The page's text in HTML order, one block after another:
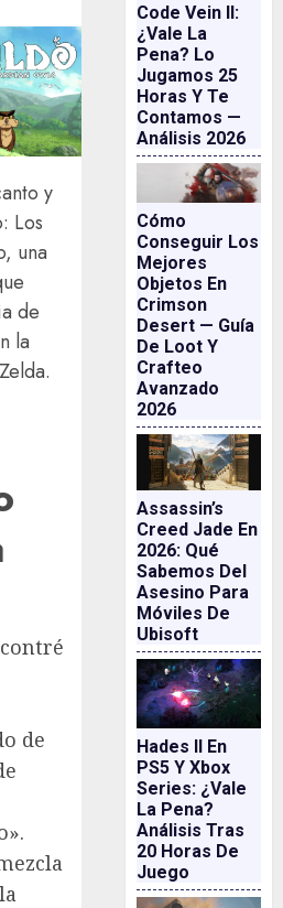
y
Los
una
de
la
de
Code Vein II:
¿vale La
Pena? Lo
Jugamos 25
Horas Y Te
Contamos —
Análisis 2026
Cómo
Conseguir Los
Mejores
Objetos En
Crimson
Desert — Guía
De Loot Y
Crafteo
Avanzado
2026
Assassin’s
Creed Jade En
2026: Qué
Sabemos Del
Asesino Para
Móviles De
Ubisoft
Hades II En
PS5 Y Xbox
Series: ¿vale
La Pena?
Análisis Tras
20 Horas De
Juego